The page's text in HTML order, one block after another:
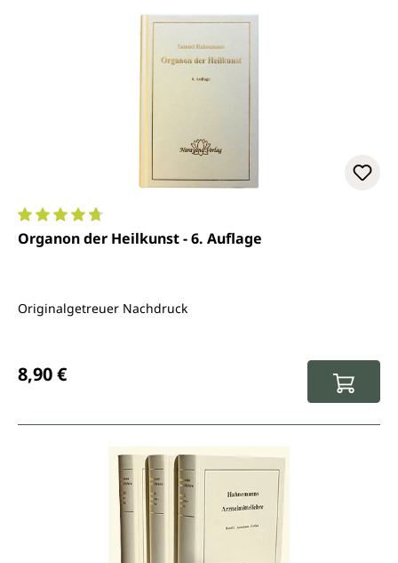
Durchschnittliche Bewertung von 4.7 von 5 Sternen
Organon der Heilkunst - 6. Auflage
Originalgetreuer Nachdruck
8,90 €